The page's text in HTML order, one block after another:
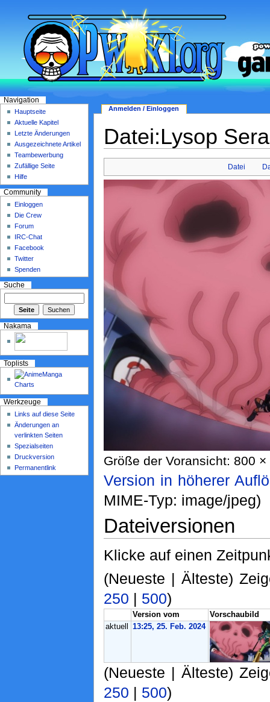
Datei:Lysop
Datei
Größe der Voransicht: 800
Version in höherer
MIME-Typ: image/jpeg)
Dateiversionen
Klicke auf einen
(Neueste | Älteste)
250 | 500)
Version vom
Vorschaubild
aktuell
13:25, 25. Feb. 2024
(Neueste | Älteste)
250 | 500)
Anmelden / Einloggen
Navigation
Hauptseite
Aktuelle Kapitel
Letzte Änderungen
Ausgezeichnete Artikel
Teambewerbung
Zufällige Seite
Hilfe
Community
Einloggen
Die Crew
Forum
IRC-Chat
Facebook
Twitter
Spenden
Suche
Nakama
Toplists
Werkzeuge
Links auf diese Seite
Änderungen an
verlinkten Seiten
Spezialseiten
Druckversion
Permanentlink